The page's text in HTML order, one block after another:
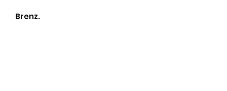
Brenz.